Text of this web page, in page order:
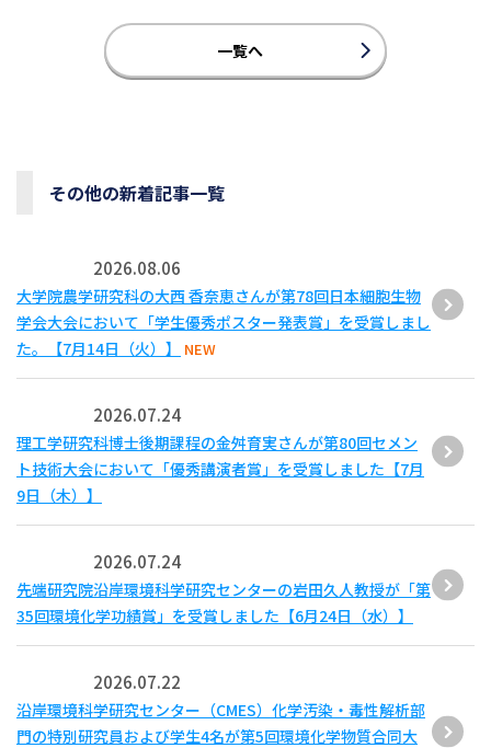
一覧へ
その他の新着記事一覧
2026.08.06
大学院農学研究科の大西 香奈恵さんが第78回日本細胞生物
学会大会において「学生優秀ポスター発表賞」を受賞しまし
た。【7月14日（火）】
NEW
2026.07.24
理工学研究科博士後期課程の金舛育実さんが第80回セメン
ト技術大会において「優秀講演者賞」を受賞しました【7月
9日（木）】
2026.07.24
先端研究院沿岸環境科学研究センターの岩田久人教授が「第
35回環境化学功績賞」を受賞しました【6月24日（水）】
2026.07.22
沿岸環境科学研究センター（CMES）化学汚染・毒性解析部
門の特別研究員および学生4名が第5回環境化学物質合同大